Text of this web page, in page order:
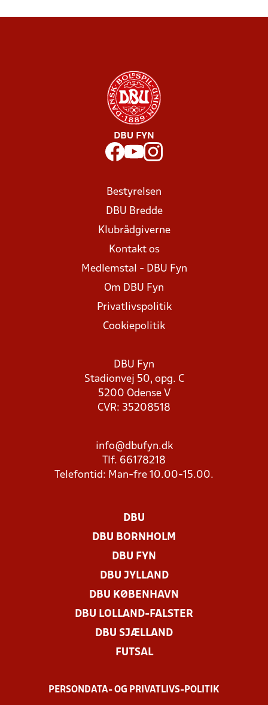
DBU FYN
Bestyrelsen
DBU Bredde
Klubrådgiverne
Kontakt os
Medlemstal - DBU Fyn
Om DBU Fyn
Privatlivspolitik
Cookiepolitik
DBU Fyn
Stadionvej 50, opg. C
5200 Odense V
CVR: 35208518
info@dbufyn.dk
Tlf. 66178218
Telefontid: Man-fre 10.00-15.00.
DBU
DBU BORNHOLM
DBU FYN
DBU JYLLAND
DBU KØBENHAVN
DBU LOLLAND-FALSTER
DBU SJÆLLAND
FUTSAL
PERSONDATA- OG PRIVATLIVS-POLITIK